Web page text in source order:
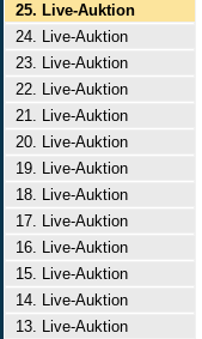
25. Live-Auktion
24. Live-Auktion
23. Live-Auktion
22. Live-Auktion
21. Live-Auktion
20. Live-Auktion
19. Live-Auktion
18. Live-Auktion
17. Live-Auktion
16. Live-Auktion
15. Live-Auktion
14. Live-Auktion
13. Live-Auktion